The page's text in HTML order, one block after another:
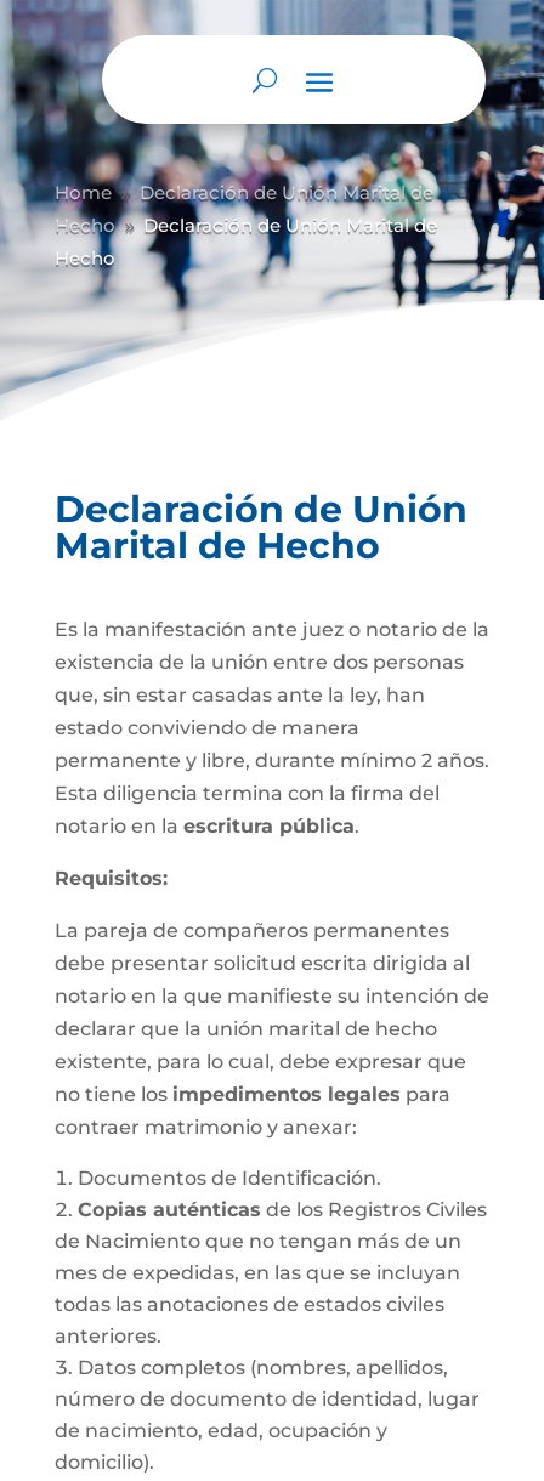
Abrir barra de herramientas
Home 9 Declaración de Unión Marital de
Hecho 9 Declaración de Unión Marital de
Hecho
Declaración de Unión
Marital de Hecho
Es la manifestación ante juez o notario de la
existencia de la unión entre dos personas
que, sin estar casadas ante la ley, han
estado conviviendo de manera
permanente y libre, durante mínimo 2 años.
Esta diligencia termina con la firma del
notario en la escritura pública.
Requisitos:
La pareja de compañeros permanentes
debe presentar solicitud escrita dirigida al
notario en la que manifieste su intención de
declarar que la unión marital de hecho
existente, para lo cual, debe expresar que
no tiene los impedimentos legales para
contraer matrimonio y anexar:
Documentos de Identificación.
Copias auténticas de los Registros Civiles
de Nacimiento que no tengan más de un
mes de expedidas, en las que se incluyan
todas las anotaciones de estados civiles
anteriores.
Datos completos (nombres, apellidos,
número de documento de identidad, lugar
de nacimiento, edad, ocupación y
domicilio).